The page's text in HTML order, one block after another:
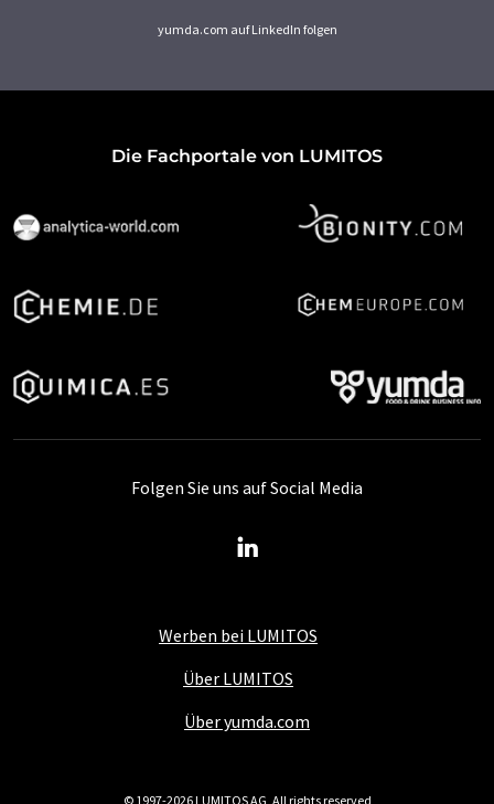
yumda.com auf LinkedIn folgen
Die Fachportale von LUMITOS
Werben bei LUMITOS
Über LUMITOS
Über yumda.com
Folgen Sie uns auf Social Media
© 1997-2026 LUMITOS AG, All rights reserved